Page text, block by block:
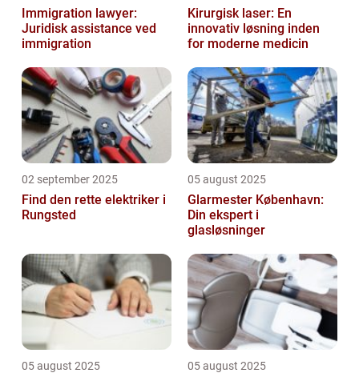
Immigration lawyer:
Juridisk assistance ved
immigration
Kirurgisk laser: En
innovativ løsning inden
for moderne medicin
02 september 2025
Find den rette elektriker i
Rungsted
05 august 2025
Glarmester København:
Din ekspert i
glasløsninger
05 august 2025 05 august 2025